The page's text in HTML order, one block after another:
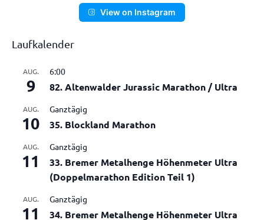
View on Instagram
Laufkalender
AUG.
9
6:00
82. Altenwalder Jurassic Marathon / Ultra
AUG.
10
Ganztägig
35. Blockland Marathon
AUG.
11
Ganztägig
33. Bremer Metalhenge Höhenmeter Ultra
(Doppelmarathon Edition Teil 1)
AUG.
11
Ganztägig
34. Bremer Metalhenge Höhenmeter Ultra